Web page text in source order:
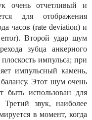
очень отчетливый и
для отображения
часов (rate deviation) и
Второй удар шум
зубца анкерного
импульса; при
импульсный камень,
Этот шум очень
быть использован для
Третий звук, наиболее
в момент, когда